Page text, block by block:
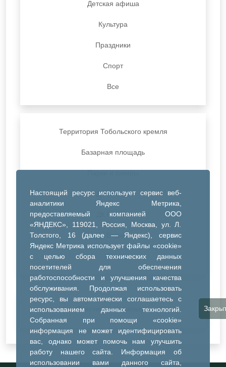
Настоящий ресурс использует сервис веб-
аналитики Яндекс Метрика,
предоставляемый компанией ООО
«ЯНДЕКС», 119021, Россия, Москва, ул. Л.
Толстого, 16 (далее — Яндекс), сервис
Яндекс Метрика использует файлы «cookie»
с целью сбора технических данных
посетителей для обеспечения
работоспособности и улучшения качества
обслуживания. Продолжая использовать
ресурс, вы автоматически соглашаетесь с
использованием данных технологий.
Собранная при помощи «cookie»
информация не может идентифицировать
вас, однако может помочь нам улучшить
работу нашего сайта. Информация об
использовании вами данного сайта,
Детская афиша
Культура
Праздники
Спорт
Все
Территория Тобольского кремля
Базарная площадь
ДК Синтез
ДК Речник
ДК Водник
Иное
Очистить все фильтры